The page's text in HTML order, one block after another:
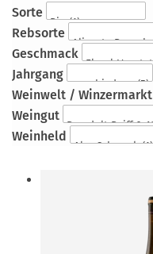
Sorte
Rebsorte
Geschmack
Jahrgang
Weinwelt / Winzermarkt
Weingut
Weinheld